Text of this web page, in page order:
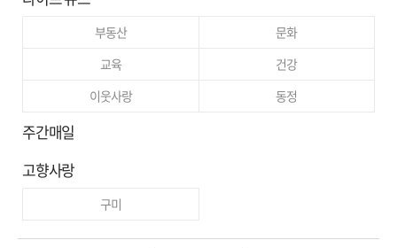
부동산
문화
교육
건강
이웃사랑
동정
주간매일
고향사랑
구미